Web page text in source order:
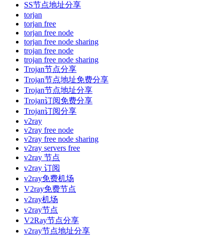
SS节点地址分享
torjan
torjan free
torjan free node
torjan free node sharing
trojan free node
trojan free node sharing
Trojan节点分享
Trojan节点地址免费分享
Trojan节点地址分享
Trojan订阅免费分享
Trojan订阅分享
v2ray
v2ray free node
v2ray free node sharing
v2ray servers free
v2ray 节点
v2ray 订阅
v2ray免费机场
V2ray免费节点
v2ray机场
v2ray节点
V2Ray节点分享
v2ray节点地址分享